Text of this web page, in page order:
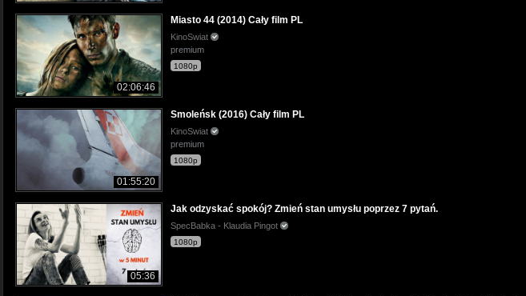
02:06:46
Miasto 44 (2014) Cały film PL
KinoSwiat
premium
1080p
01:55:20
Smoleńsk (2016) Cały film PL
KinoSwiat
premium
1080p
05:36
Jak odzyskać spokój? Zmień stan umysłu poprzez 7 pytań.
SpecBabka - Klaudia Pingot
1080p